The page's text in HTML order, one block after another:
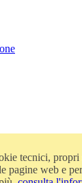
tecnici, propri
pagine web e